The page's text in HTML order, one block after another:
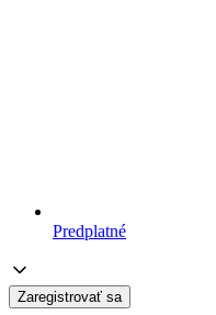
Predplatné
Zaregistrovať sa